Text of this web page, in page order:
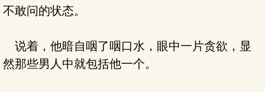
不敢问的状态。
说着，他暗自咽了咽口水，眼中一片贪欲，显
然那些男人中就包括他一个。